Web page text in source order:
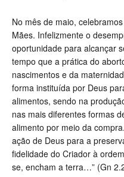
No mês de maio,
Mães. Infelizmente o
oportunidade para alcançar
tempo que a prática do
nascimentos e da
forma instituída por Deus
alimentos, sendo na
nas mais diferentes formas
alimento por meio da
ação de Deus para a
fidelidade do Criador à
se, encham a terra…” (Gn